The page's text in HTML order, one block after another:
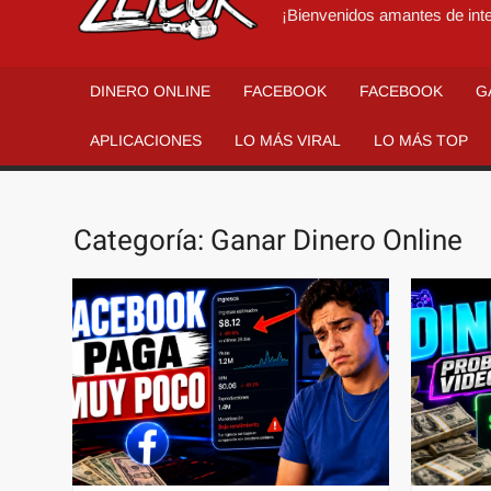
¡Bienvenidos amantes de
DINERO ONLINE FACEBOOK FACEBOOK
APLICACIONES LO MÁS VIRAL LO MÁS TOP
Categoría: Ganar Dinero Online